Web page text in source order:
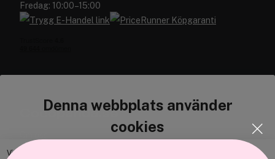
Denna webbplats använder
cookies
Vi använder enhetsidentifierare för att anpassa innehållet och
Fredag: 10:00–15:00
Cocopanda.se